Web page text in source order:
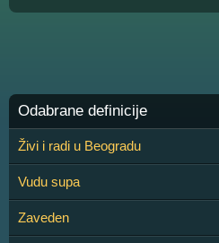
Odabrane definicije
Živi i radi u Beogradu
Vudu supa
Zaveden